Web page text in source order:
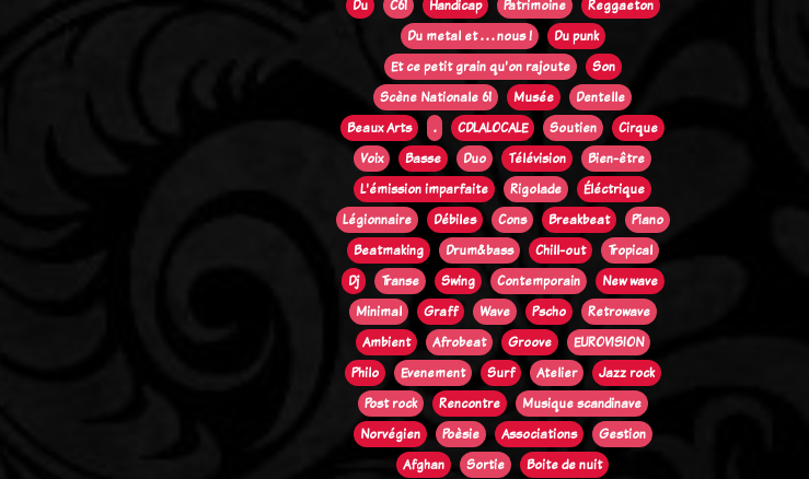
Du
C61 Handicap Patrimoine
Reggaeton
Du metal et . . . nous !
Du punk
Et ce petit grain qu'on rajoute
Son
Scène Nationale 61
Musée
Dentelle
Beaux Arts
. CDLALOCALE Soutien
Cirque
Voix
Basse Duo Télévision
Bien-être
L'émission imparfaite
Rigolade
Éléctrique
Légionnaire
Débiles Cons Breakbeat
Piano
Beatmaking
Drum&bass Chill-out
Tropical
Dj
Transe Swing Contemporain
New wave
Minimal
Graff Wave Pscho
Retrowave
Ambient
Afrobeat Groove
EUROVISION
Philo
Evenement Surf Atelier
Jazz rock
Post rock
Rencontre
Musique scandinave
Norvégien
Poèsie Associations
Gestion
Afghan
Sortie
Boite de nuit